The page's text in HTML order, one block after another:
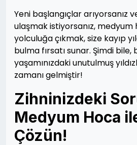
Yeni başlangıçlar arıyorsanız
ulaşmak istiyorsanız, medyum
yolculuğa çıkmak, size kayıp
bulma fırsatı sunar. Şimdi bile,
yaşamınızdaki unutulmuş
zamanı gelmiştir!
Zihninizdeki
Medyum Hoca
Çözün!